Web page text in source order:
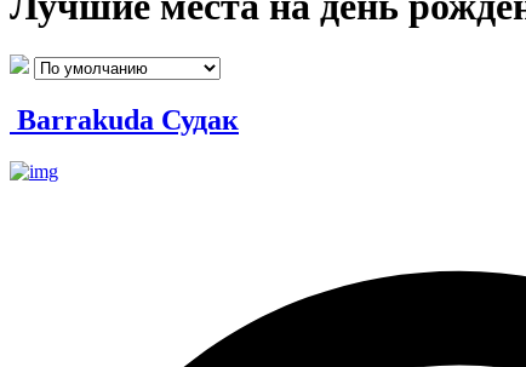
Barrakuda Судак